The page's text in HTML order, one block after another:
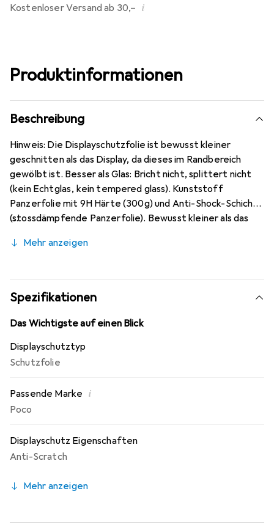
Kostenloser Versand ab 30,– i
Produktinformationen
Beschreibung
Hinweis: Die Displayschutzfolie ist bewusst kleiner
geschnitten als das Display, da dieses im Randbereich
gewölbt ist. Besser als Glas: Bricht nicht, splittert nicht
(kein Echtglas, kein tempered glass). Kunststoff
Panzerfolie mit 9H Härte (300g) und Anti-Shock-Schicht
(stossdämpfende Panzerfolie). Bewusst kleiner als das
blasenfrei und jederzeit rückstandsfrei zu entfernen
mm dünn, oleophobische Anti-Fingerprint Beschichtung.
10 Jahre Herstellergarantie - Markenprodukt made in
Germany.
Mehr anzeigen
Spezifikationen
Das Wichtigste auf einen Blick
Displayschutztyp
Schutzfolie
Passende Marke i
Poco
Displayschutz Eigenschaften
Anti-Scratch
Mehr anzeigen